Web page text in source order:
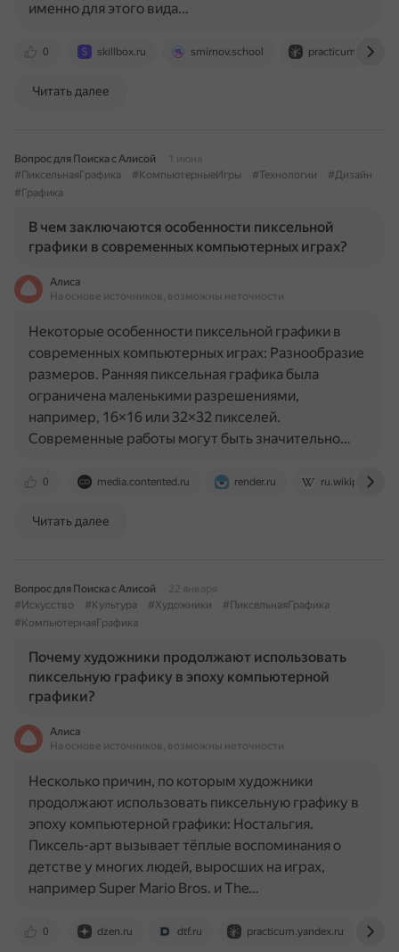
0 skillbox.ru smirnov.school
именно для этого вида…
Читать далее
Вопрос для Поиска с Алисой
1 июня
#ПиксельнаяГрафика
#КомпьютерныеИгры #Технологии
#Дизайн
#Графика
В чем заключаются особенности пиксельной
графики в современных компьютерных играх?
Алиса
На основе источников, возможны неточности
0 media.contented.ru render.ru ru.wikipedia.org
Некоторые особенности пиксельной графики в
современных компьютерных играх: Разнообразие
размеров. Ранняя пиксельная графика была
ограничена маленькими разрешениями,
например, 16×16 или 32×32 пикселей.
Современные работы могут быть значительно…
Читать далее
Вопрос для Поиска с Алисой
22 января
#Искусство
#Культура #Художники
#ПиксельнаяГрафика
#КомпьютернаяГрафика
Почему художники продолжают использовать
пиксельную графику в эпоху компьютерной
графики?
Алиса
На основе источников, возможны неточности
0 dzen.ru dtf.ru practicum.yandex.ru
Несколько причин, по которым художники
продолжают использовать пиксельную графику в
эпоху компьютерной графики: Ностальгия.
Пиксель-арт вызывает тёплые воспоминания о
детстве у многих людей, выросших на играх,
например Super Mario Bros. и The…